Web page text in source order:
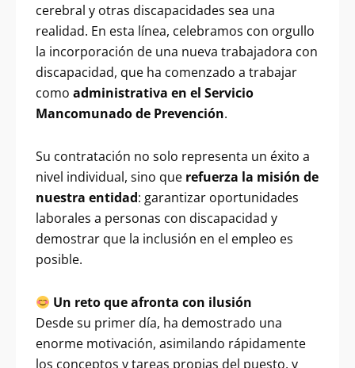
cerebral y otras discapacidades sea una
realidad. En esta línea, celebramos con orgullo
la incorporación de una nueva trabajadora con
discapacidad, que ha comenzado a trabajar
como administrativa en el Servicio
Mancomunado de Prevención.
Su contratación no solo representa un éxito a
nivel individual, sino que refuerza la misión de
nuestra entidad: garantizar oportunidades
laborales a personas con discapacidad y
demostrar que la inclusión en el empleo es
posible.
Un reto que afronta con ilusión
Desde su primer día, ha demostrado una
enorme motivación, asimilando rápidamente
los conceptos y tareas propias del puesto, y